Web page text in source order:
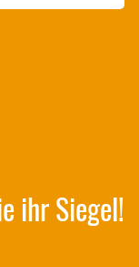
ihr Siegel!